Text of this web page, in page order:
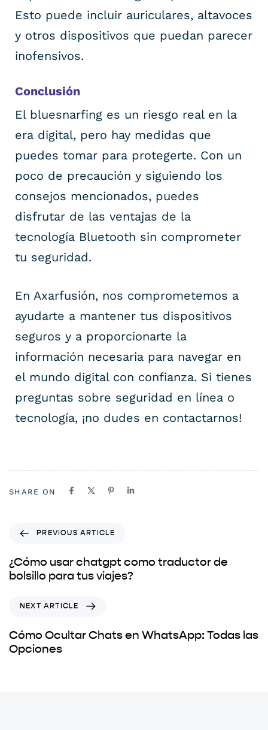
Esto puede incluir auriculares, altavoces
y otros dispositivos que puedan parecer
inofensivos.
Conclusión
El bluesnarfing es un riesgo real en la
era digital, pero hay medidas que
puedes tomar para protegerte. Con un
poco de precaución y siguiendo los
consejos mencionados, puedes
disfrutar de las ventajas de la
tecnología Bluetooth sin comprometer
tu seguridad.
En Axarfusión, nos comprometemos a
ayudarte a mantener tus dispositivos
seguros y a proporcionarte la
información necesaria para navegar en
el mundo digital con confianza. Si tienes
preguntas sobre seguridad en línea o
tecnología, ¡no dudes en contactarnos!
SHARE ON
PREVIOUS ARTICLE
¿Cómo usar chatgpt como traductor de
bolsillo para tus viajes?
NEXT ARTICLE
Cómo Ocultar Chats en WhatsApp: Todas las
Opciones